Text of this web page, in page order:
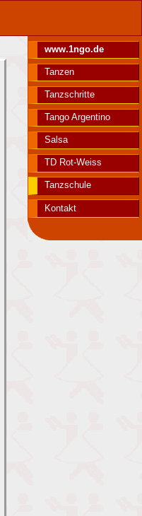
www.1ngo.de
Tanzen
Tanzschritte
Tango Argentino
Salsa
TD Rot-Weiss
Tanzschule
Kontakt